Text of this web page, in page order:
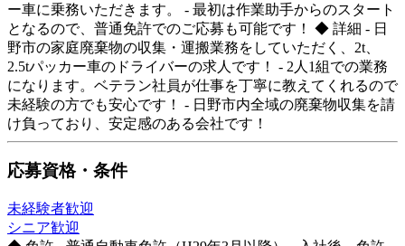
ー車に乗務いただきます。 - 最初は作業助手からのスタート
となるので、普通免許でのご応募も可能です！ ◆ 詳細 - 日
野市の家庭廃棄物の収集・運搬業務をしていただく、2t、
2.5tパッカー車のドライバーの求人です！ - 2人1組での業務
になります。ベテラン社員が仕事を丁寧に教えてくれるので
未経験の方でも安心です！ - 日野市内全域の廃棄物収集を請
け負っており、安定感のある会社です！
応募資格・条件
未経験者歓迎
シニア歓迎